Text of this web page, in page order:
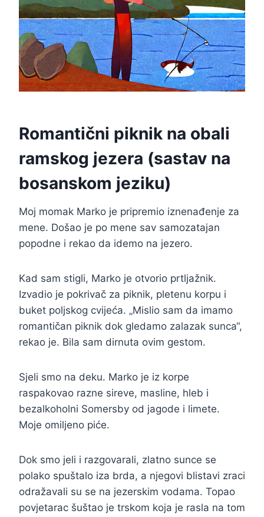
Romantični piknik na obali
ramskog jezera (sastav na
bosanskom jeziku)
Moj momak Marko je pripremio iznenađenje za
mene. Došao je po mene sav samozatajan
popodne i rekao da idemo na jezero.
Kad sam stigli, Marko je otvorio prtljažnik.
Izvadio je pokrivač za piknik, pletenu korpu i
buket poljskog cvijeća. „Mislio sam da imamo
romantičan piknik dok gledamo zalazak sunca“,
rekao je. Bila sam dirnuta ovim gestom.
Sjeli smo na deku. Marko je iz korpe
raspakovao razne sireve, masline, hleb i
bezalkoholni Somersby od jagode i limete.
Moje omiljeno piće.
Dok smo jeli i razgovarali, zlatno sunce se
polako spuštalo iza brda, a njegovi blistavi zraci
odražavali su se na jezerskim vodama. Topao
povjetarac šuštao je trskom koja je rasla na tom